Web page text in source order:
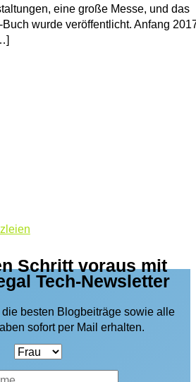
eine große Messe, und das
wurde veröffentlicht. Anfang
Schritt voraus mit
Tech-Newsletter
besten Blogbeiträge sowie alle
sofort per Mail erhalten.